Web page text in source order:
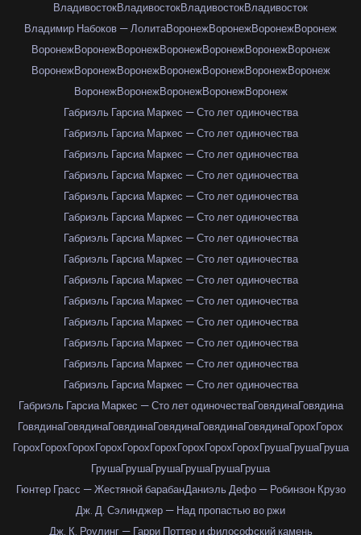
ВладивостокВладивостокВладивостокВладивосток
Владимир Набоков — ЛолитаВоронежВоронежВоронежВоронеж
ВоронежВоронежВоронежВоронежВоронежВоронежВоронеж
ВоронежВоронежВоронежВоронежВоронежВоронежВоронеж
ВоронежВоронежВоронежВоронежВоронеж
Габриэль Гарсиа Маркес — Сто лет одиночества
Габриэль Гарсиа Маркес — Сто лет одиночества
Габриэль Гарсиа Маркес — Сто лет одиночества
Габриэль Гарсиа Маркес — Сто лет одиночества
Габриэль Гарсиа Маркес — Сто лет одиночества
Габриэль Гарсиа Маркес — Сто лет одиночества
Габриэль Гарсиа Маркес — Сто лет одиночества
Габриэль Гарсиа Маркес — Сто лет одиночества
Габриэль Гарсиа Маркес — Сто лет одиночества
Габриэль Гарсиа Маркес — Сто лет одиночества
Габриэль Гарсиа Маркес — Сто лет одиночества
Габриэль Гарсиа Маркес — Сто лет одиночества
Габриэль Гарсиа Маркес — Сто лет одиночества
Габриэль Гарсиа Маркес — Сто лет одиночества
Габриэль Гарсиа Маркес — Сто лет одиночестваГовядинаГовядина
ГовядинаГовядинаГовядинаГовядинаГовядинаГовядинаГорохГорох
ГорохГорохГорохГорохГорохГорохГорохГорохГорохГрушаГрушаГруша
ГрушаГрушаГрушаГрушаГрушаГруша
Гюнтер Грасс — Жестяной барабанДаниэль Дефо — Робинзон Крузо
Дж. Д. Сэлинджер — Над пропастью во ржи
Дж. К. Роулинг — Гарри Поттер и философский камень